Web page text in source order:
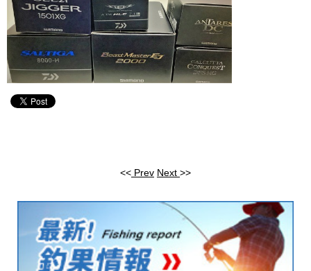
<< Prev Next >>